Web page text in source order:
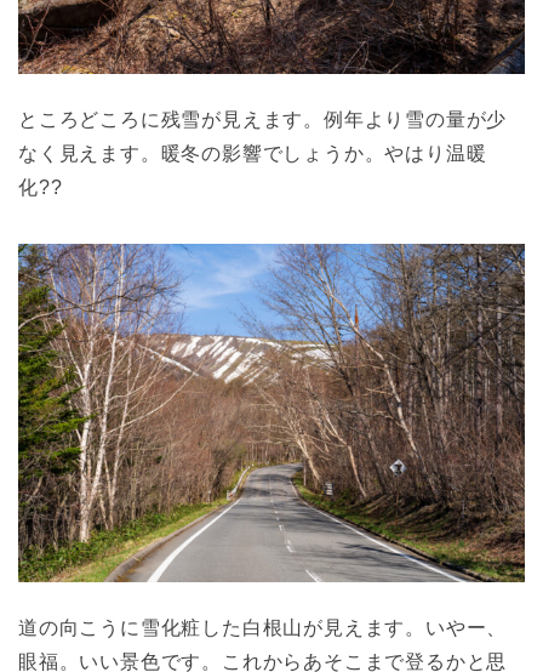
ところどころに残雪が見えます。例年より雪の量が少
なく見えます。暖冬の影響でしょうか。やはり温暖
化??
道の向こうに雪化粧した白根山が見えます。いやー、
眼福。いい景色です。これからあそこまで登るかと思